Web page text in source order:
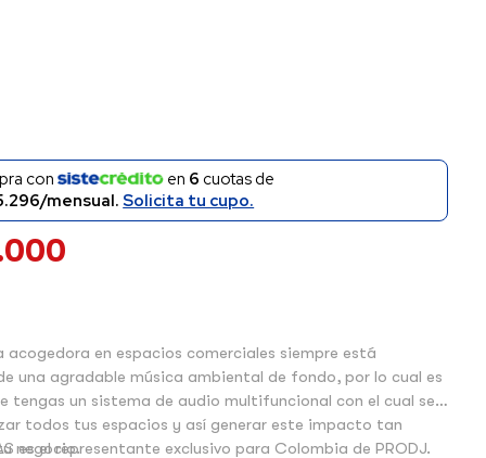
con en 6 cuotas de
mensual.Solicita tu cupo.
acogedora en espacios comerciales siempre está
una agradable música ambiental de fondo, por lo cual es
tengas un sistema de audio multifuncional con el cual se
todos tus espacios y así generar este impacto tan
negocio.
es el representante exclusivo para Colombia de PRODJ.